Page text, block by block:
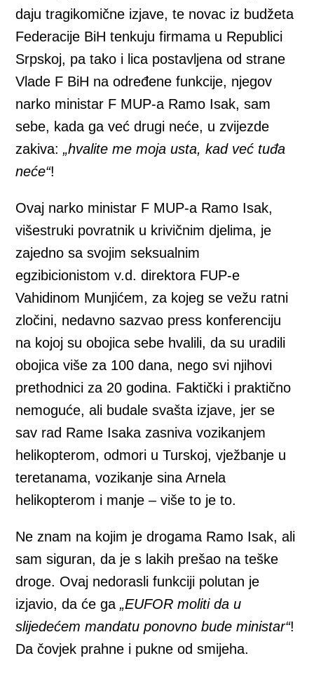
daju tragikomične izjave, te novac iz budžeta
Federacije BiH tenkuju firmama u Republici
Srpskoj, pa tako i lica postavljena od strane
Vlade F BiH na određene funkcije, njegov
narko ministar F MUP-a Ramo Isak, sam
sebe, kada ga već drugi neće, u zvijezde
zakiva:„hvalite me moja usta, kad već tuđa
neće“!
Ovaj narko ministar F MUP-a Ramo Isak,
višestruki povratnik u krivičnim djelima, je
zajedno sa svojim seksualnim
egzibicionistom v.d. direktora FUP-e
Vahidinom Munjićem, za kojeg se vežu ratni
zločini, nedavno sazvao press konferenciju
na kojoj su obojica sebe hvalili, da su uradili
obojica više za 100 dana, nego svi njihovi
prethodnici za 20 godina. Faktički i praktično
nemoguće, ali budale svašta izjave, jer se
sav rad Rame Isaka zasniva vozikanjem
helikopterom, odmori u Turskoj, vježbanje u
teretanama, vozikanje sina Arnela
helikopterom i manje – više to je to.
Ne znam na kojim je drogama Ramo Isak, ali
sam siguran, da je s lakih prešao na teške
droge. Ovaj nedorasli funkciji polutan je
izjavio, da će ga„EUFOR moliti da u
slijedećem mandatu ponovno bude ministar“!
Da čovjek prahne i pukne od smijeha.